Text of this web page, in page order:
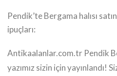
Pendik’te Bergama halısı
ipuçları:
Antikaalanlar.com.tr Pendik
yazımız sizin için yayınlandı!